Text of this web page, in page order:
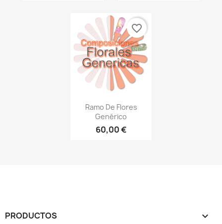
Vista rápida
Ramo De Flores
Genérico
60,00 €
favorite_border
PRODUCTOS 